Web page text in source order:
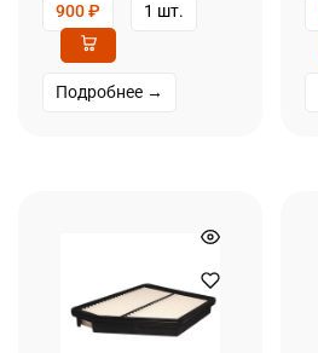
900₽ 1 шт.
Подробнее →